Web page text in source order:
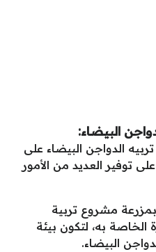
البيضاء:
الدواجن البيضاء على
العديد من الأمور
مشروع تربية
الخاصة به، لتكون بيئة
البيضاء.